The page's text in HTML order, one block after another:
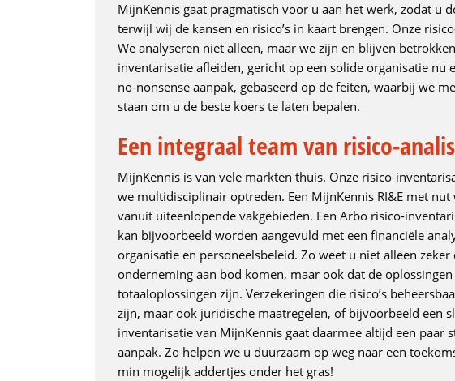
MijnKennis gaat pragmatisch voor u aan het werk, zodat u
terwijl wij de kansen en risico’s in kaart brengen. Onze
We analyseren niet alleen, maar we zijn en blijven
inventarisatie afleiden, gericht op een solide organisatie nu
no-nonsense aanpak, gebaseerd op de feiten, waarbij we
staan om u de beste koers te laten bepalen.
Een integraal team van risico-
MijnKennis is van vele markten thuis. Onze risico-
we multidisciplinair optreden. Een MijnKennis RI&E met
vanuit uiteenlopende vakgebieden. Een Arbo risico-
kan bijvoorbeeld worden aangevuld met een financiële
organisatie en personeelsbeleid. Zo weet u niet alleen
onderneming aan bod komen, maar ook dat de oplossingen
totaaloplossingen zijn. Verzekeringen die risico’s
zijn, maar ook juridische maatregelen, of bijvoorbeeld een
inventarisatie van MijnKennis gaat daarmee altijd een paar
aanpak. Zo helpen we u duurzaam op weg naar een
min mogelijk addertjes onder het gras!